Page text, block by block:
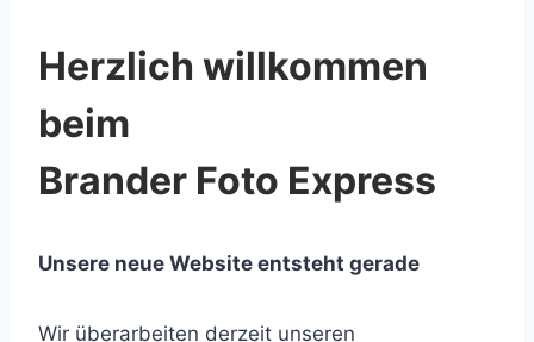
Herzlich willkommen
beim
Brander Foto Express
Unsere neue Website entsteht gerade
Wir überarbeiten derzeit unseren